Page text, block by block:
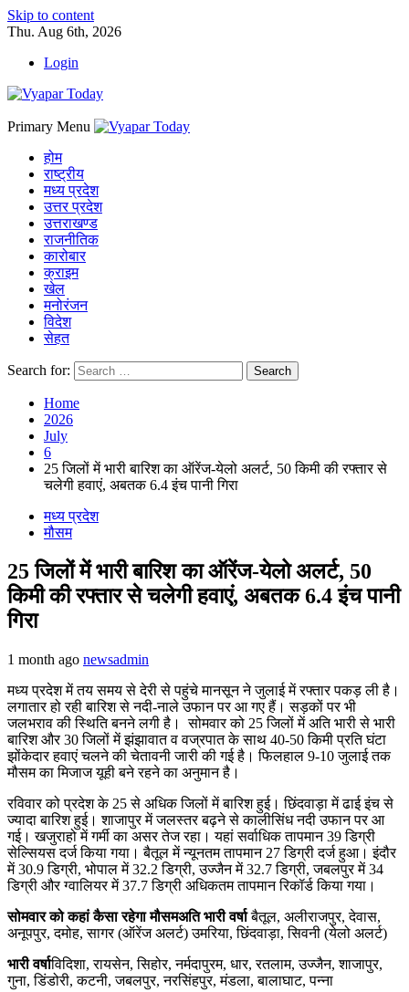
Skip to content
Thu. Aug 6th, 2026
Login
Primary Menu
होम
राष्ट्रीय
मध्य प्रदेश
उत्तर प्रदेश
उत्तराखण्ड
राजनीतिक
कारोबार
क्राइम
खेल
मनोरंजन
विदेश
सेहत
Search for:
Home
2026
July
6
25 जिलों में भारी बारिश का ऑरेंज-येलो अलर्ट, 50 किमी की रफ्तार से
चलेगी हवाएं, अबतक 6.4 इंच पानी गिरा
मध्य प्रदेश
मौसम
25 जिलों में भारी बारिश का ऑरेंज-येलो अलर्ट, 50
किमी की रफ्तार से चलेगी हवाएं, अबतक 6.4 इंच पानी
गिरा
1 month ago newsadmin
मध्य प्रदेश में तय समय से देरी से पहुंचे मानसून ने जुलाई में रफ्तार पकड़ ली है।
लगातार हो रही बारिश से नदी-नाले उफान पर आ गए हैं। सड़कों पर भी
जलभराव की स्थिति बनने लगी है। सोमवार को 25 जिलों में अति भारी से भारी
बारिश और 30 जिलों में झंझावात व वज्रपात के साथ 40-50 किमी प्रति घंटा
झोंकेदार हवाएं चलने की चेतावनी जारी की गई है। फिलहाल 9-10 जुलाई तक
मौसम का मिजाज यूही बने रहने का अनुमान है।
रविवार को प्रदेश के 25 से अधिक जिलों में बारिश हुई। छिंदवाड़ा में ढाई इंच से
ज्यादा बारिश हुई। शाजापुर में जलस्तर बढ़ने से कालीसिंध नदी उफान पर आ
गई। खजुराहो में गर्मी का असर तेज रहा। यहां सर्वाधिक तापमान 39 डिग्री
सेल्सियस दर्ज किया गया। बैतूल में न्यूनतम तापमान 27 डिग्री दर्ज हुआ। इंदौर
में 30.9 डिग्री, भोपाल में 32.2 डिग्री, उज्जैन में 32.7 डिग्री, जबलपुर में 34
डिग्री और ग्वालियर में 37.7 डिग्री अधिकतम तापमान रिकॉर्ड किया गया।
सोमवार को कहां कैसा रहेगा मौसमअति भारी वर्षाबैतूल, अलीराजपुर, देवास,
अनूपपुर, दमोह, सागर (ऑरेंज अलर्ट) उमरिया, छिंदवाड़ा, सिवनी (येलो अलर्ट)
भारी वर्षाविदिशा, रायसेन, सिहोर, नर्मदापुरम, धार, रतलाम, उज्जैन, शाजापुर,
गुना, डिंडोरी, कटनी, जबलपुर, नरसिंहपुर, मंडला, बालाघाट, पन्ना